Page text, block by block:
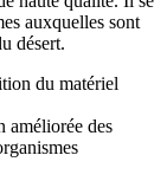
auxquelles sont
désert.
du matériel
améliorée des